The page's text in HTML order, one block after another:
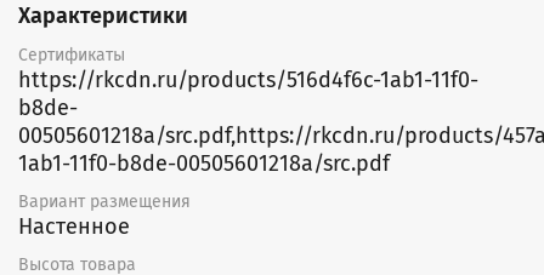
посторонних запахов из вентиляционной шахты, а
защита от перегрева следит за состоянием
устройства.
Модели BAF-AR сохраняют эстетичный внешний вид
на протяжении всего времени эксплуатации.
Двигатель c долговечными подшипниками
скольжения обеспечивает плавную работу
устройства.
Тонкий профиль устройства дает возможность
гармонию интерьера.
Характеристики
Сертификаты
https://rkcdn.ru/products/516d4f6c-1ab1-11f0-
b8de-
00505601218a/src.pdf,https://rkcdn.ru/products/
1ab1-11f0-b8de-00505601218a/src.pdf
Вариант размещения
Настенное
Высота товара